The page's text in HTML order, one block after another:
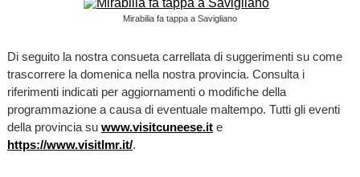
Mirabilia fa tappa a Savigliano
Di seguito la nostra consueta carrellata di suggerimenti su come
trascorrere la domenica nella nostra provincia. Consulta i
riferimenti indicati per aggiornamenti o modifiche della
programmazione a causa di eventuale maltempo. Tutti gli eventi
della provincia su www.visitcuneese.ite
https://www.visitlmr.it/.